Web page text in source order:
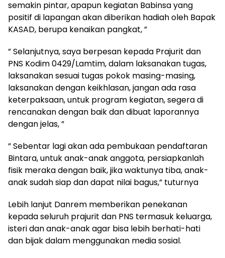
semakin pintar, apapun kegiatan Babinsa yang
positif di lapangan akan diberikan hadiah oleh Bapak
KASAD, berupa kenaikan pangkat, ”
” Selanjutnya, saya berpesan kepada Prajurit dan
PNS Kodim 0429/Lamtim, dalam laksanakan tugas,
laksanakan sesuai tugas pokok masing-masing,
laksanakan dengan keikhlasan, jangan ada rasa
keterpaksaan, untuk program kegiatan, segera di
rencanakan dengan baik dan dibuat laporannya
dengan jelas, ”
” Sebentar lagi akan ada pembukaan pendaftaran
Bintara, untuk anak-anak anggota, persiapkanlah
fisik meraka dengan baik, jika waktunya tiba, anak-
anak sudah siap dan dapat nilai bagus,” tuturnya
Lebih lanjut Danrem memberikan penekanan
kepada seluruh prajurit dan PNS termasuk keluarga,
isteri dan anak-anak agar bisa lebih berhati-hati
dan bijak dalam menggunakan media sosial.